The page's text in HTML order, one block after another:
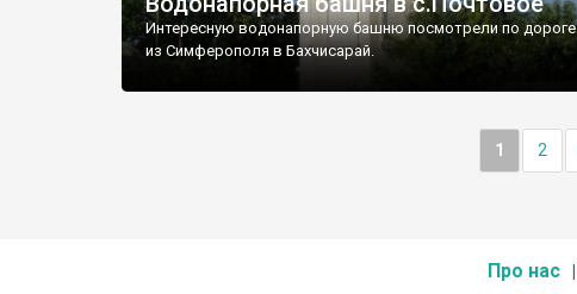
Интересную водонапорную башню посмотрели по дороге
из Симферополя в Бахчисарай.
1 2
Про нас